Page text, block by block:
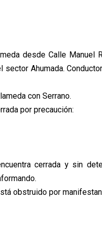
desde Calle Manuel
Ahumada.
con Serrano.
por precaución:
cerrada y sin
obstruido por